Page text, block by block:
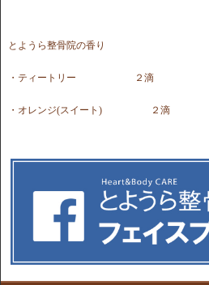
とようら整骨院の香り
・ティートリー ２滴
・オレンジ(スイート) ２滴